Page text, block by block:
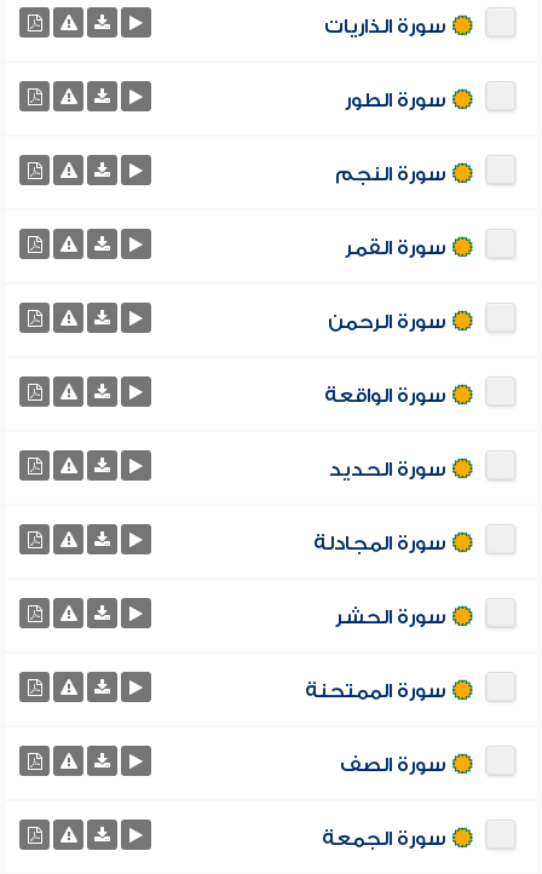
سورة الذاريات
سورة الطور
سورة النجم
سورة القمر
سورة الرحمن
سورة الواقعة
سورة الحديد
سورة المجادلة
سورة الحشر
سورة الممتحنة
سورة الصف
سورة الجمعة